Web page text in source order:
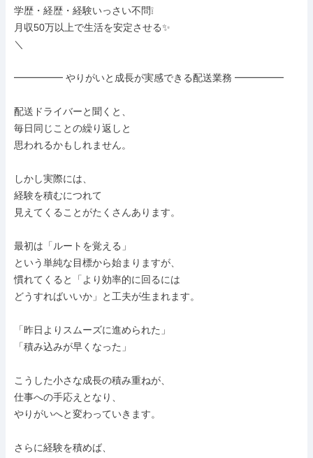
学歴・経歴・経験いっさい不問❕
月収50万以上で生活を安定させる✨
＼
━━━━━ やりがいと成長が実感できる配送業務 ━━━━━
配送ドライバーと聞くと、
毎日同じことの繰り返しと
思われるかもしれません。
しかし実際には、
経験を積むにつれて
見えてくることがたくさんあります。
最初は「ルートを覚える」
という単純な目標から始まりますが、
慣れてくると「より効率的に回るには
どうすればいいか」と工夫が生まれます。
「昨日よりスムーズに進められた」
「積み込みが早くなった」
こうした小さな成長の積み重ねが、
仕事への手応えとなり、
やりがいへと変わっていきます。
さらに経験を積めば、